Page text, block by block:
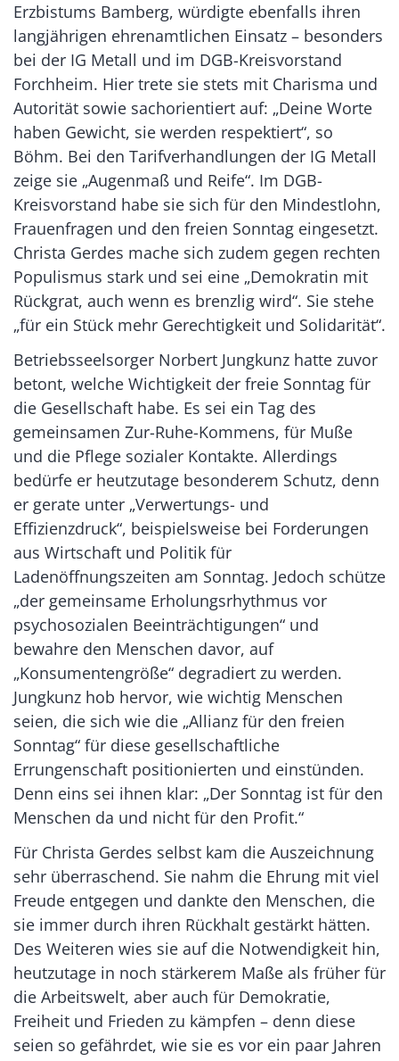
Erzbistums Bamberg, würdigte ebenfalls ihren
langjährigen ehrenamtlichen Einsatz – besonders
bei der IG Metall und im DGB-Kreisvorstand
Forchheim. Hier trete sie stets mit Charisma und
Autorität sowie sachorientiert auf: „Deine Worte
haben Gewicht, sie werden respektiert“, so
Böhm. Bei den Tarifverhandlungen der IG Metall
zeige sie „Augenmaß und Reife“. Im DGB-
Kreisvorstand habe sie sich für den Mindestlohn,
Frauenfragen und den freien Sonntag eingesetzt.
Christa Gerdes mache sich zudem gegen rechten
Populismus stark und sei eine „Demokratin mit
Rückgrat, auch wenn es brenzlig wird“. Sie stehe
„für ein Stück mehr Gerechtigkeit und Solidarität“.
Betriebsseelsorger Norbert Jungkunz hatte zuvor
betont, welche Wichtigkeit der freie Sonntag für
die Gesellschaft habe. Es sei ein Tag des
gemeinsamen Zur-Ruhe-Kommens, für Muße
und die Pflege sozialer Kontakte. Allerdings
bedürfe er heutzutage besonderem Schutz, denn
er gerate unter „Verwertungs- und
Effizienzdruck“, beispielsweise bei Forderungen
aus Wirtschaft und Politik für
Ladenöffnungszeiten am Sonntag. Jedoch schütze
„der gemeinsame Erholungsrhythmus vor
psychosozialen Beeinträchtigungen“ und
bewahre den Menschen davor, auf
„Konsumentengröße“ degradiert zu werden.
Jungkunz hob hervor, wie wichtig Menschen
seien, die sich wie die „Allianz für den freien
Sonntag“ für diese gesellschaftliche
Errungenschaft positionierten und einstünden.
Denn eins sei ihnen klar: „Der Sonntag ist für den
Menschen da und nicht für den Profit.“
Für Christa Gerdes selbst kam die Auszeichnung
sehr überraschend. Sie nahm die Ehrung mit viel
Freude entgegen und dankte den Menschen, die
sie immer durch ihren Rückhalt gestärkt hätten.
Des Weiteren wies sie auf die Notwendigkeit hin,
heutzutage in noch stärkerem Maße als früher für
die Arbeitswelt, aber auch für Demokratie,
Freiheit und Frieden zu kämpfen – denn diese
seien so gefährdet, wie sie es vor ein paar Jahren